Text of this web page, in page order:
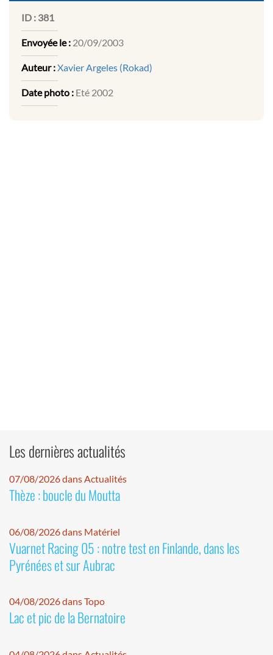
ID : 381
Envoyée le : 20/09/2003
Auteur :Xavier Argeles (Rokad)
Date photo : Eté 2002
Les dernières actualités
07/08/2026 dans Actualités
Thèze : boucle du Moutta
06/08/2026 dans Matériel
Vuarnet Racing 05 : notre test en Finlande, dans les
Pyrénées et sur Aubrac
04/08/2026 dans Topo
Lac et pic de la Bernatoire